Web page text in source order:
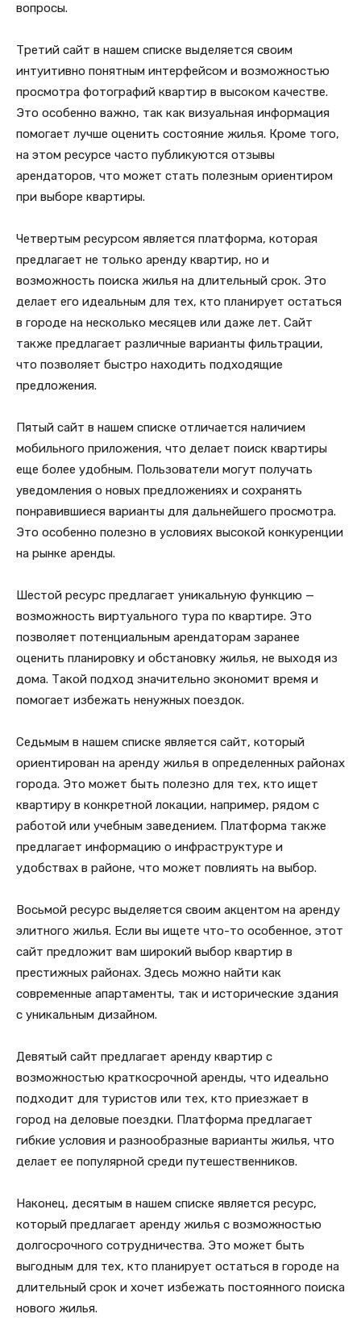
вопросы.
Третий сайт в нашем списке выделяется своим
интуитивно понятным интерфейсом и возможностью
просмотра фотографий квартир в высоком качестве.
Это особенно важно, так как визуальная информация
помогает лучше оценить состояние жилья. Кроме того,
на этом ресурсе часто публикуются отзывы
арендаторов, что может стать полезным ориентиром
при выборе квартиры.
Четвертым ресурсом является платформа, которая
предлагает не только аренду квартир, но и
возможность поиска жилья на длительный срок. Это
делает его идеальным для тех, кто планирует остаться
в городе на несколько месяцев или даже лет. Сайт
также предлагает различные варианты фильтрации,
что позволяет быстро находить подходящие
предложения.
Пятый сайт в нашем списке отличается наличием
мобильного приложения, что делает поиск квартиры
еще более удобным. Пользователи могут получать
уведомления о новых предложениях и сохранять
понравившиеся варианты для дальнейшего просмотра.
Это особенно полезно в условиях высокой конкуренции
на рынке аренды.
Шестой ресурс предлагает уникальную функцию —
возможность виртуального тура по квартире. Это
позволяет потенциальным арендаторам заранее
оценить планировку и обстановку жилья, не выходя из
дома. Такой подход значительно экономит время и
помогает избежать ненужных поездок.
Седьмым в нашем списке является сайт, который
ориентирован на аренду жилья в определенных районах
города. Это может быть полезно для тех, кто ищет
квартиру в конкретной локации, например, рядом с
работой или учебным заведением. Платформа также
предлагает информацию о инфраструктуре и
удобствах в районе, что может повлиять на выбор.
Восьмой ресурс выделяется своим акцентом на аренду
элитного жилья. Если вы ищете что-то особенное, этот
сайт предложит вам широкий выбор квартир в
престижных районах. Здесь можно найти как
современные апартаменты, так и исторические здания
с уникальным дизайном.
Девятый сайт предлагает аренду квартир с
возможностью краткосрочной аренды, что идеально
подходит для туристов или тех, кто приезжает в
город на деловые поездки. Платформа предлагает
гибкие условия и разнообразные варианты жилья, что
делает ее популярной среди путешественников.
Наконец, десятым в нашем списке является ресурс,
который предлагает аренду жилья с возможностью
долгосрочного сотрудничества. Это может быть
выгодным для тех, кто планирует остаться в городе на
длительный срок и хочет избежать постоянного поиска
нового жилья.